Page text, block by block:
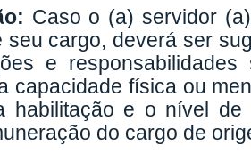
Caso o (a) servidor
seu cargo, deverá ser
e
capacidade física ou
habilitação e o nível
do cargo de